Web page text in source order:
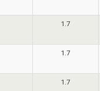
1.7
1.7
1.7